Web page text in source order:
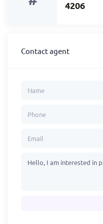
4206
Contact agent